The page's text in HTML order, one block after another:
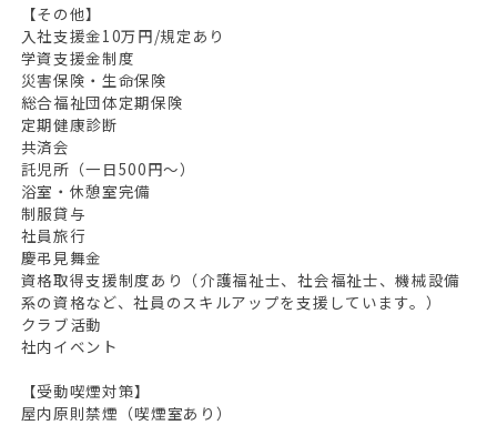
【その他】
入社支援金10万円/規定あり
学資支援金制度
災害保険・生命保険
総合福祉団体定期保険
定期健康診断
共済会
託児所（一日500円～）
浴室・休憩室完備
制服貸与
社員旅行
慶弔見舞金
資格取得支援制度あり（介護福祉士、社会福祉士、機械設備
系の資格など、社員のスキルアップを支援しています。）
クラブ活動
社内イベント
【受動喫煙対策】
屋内原則禁煙（喫煙室あり）